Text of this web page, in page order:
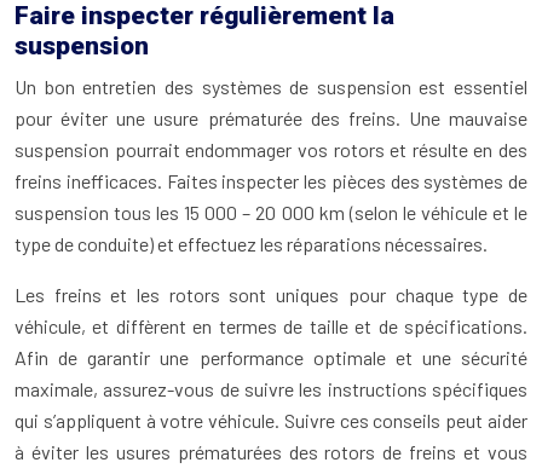
Faire inspecter régulièrement la
suspension
Un bon entretien des systèmes de suspension est essentiel
pour éviter une usure prématurée des freins. Une mauvaise
suspension pourrait endommager vos rotors et résulte en des
freins inefficaces. Faites inspecter les pièces des systèmes de
suspension tous les 15 000 – 20 000 km (selon le véhicule et le
type de conduite) et effectuez les réparations nécessaires.
Les freins et les rotors sont uniques pour chaque type de
véhicule, et diffèrent en termes de taille et de spécifications.
Afin de garantir une performance optimale et une sécurité
maximale, assurez-vous de suivre les instructions spécifiques
qui s’appliquent à votre véhicule. Suivre ces conseils peut aider
à éviter les usures prématurées des rotors de freins et vous